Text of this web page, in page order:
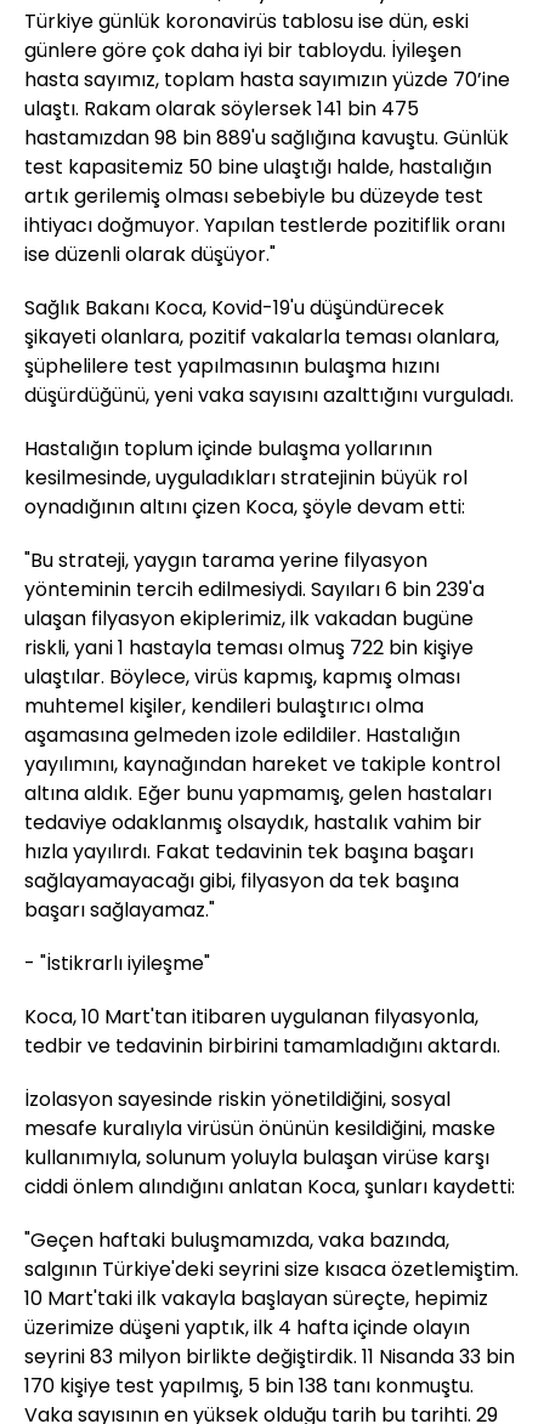
Türkiye günlük koronavirüs tablosu ise dün, eski
günlere göre çok daha iyi bir tabloydu. İyileşen
hasta sayımız, toplam hasta sayımızın yüzde 70’ine
ulaştı. Rakam olarak söylersek 141 bin 475
hastamızdan 98 bin 889'u sağlığına kavuştu. Günlük
test kapasitemiz 50 bine ulaştığı halde, hastalığın
artık gerilemiş olması sebebiyle bu düzeyde test
ihtiyacı doğmuyor. Yapılan testlerde pozitiflik oranı
ise düzenli olarak düşüyor."
Sağlık Bakanı Koca, Kovid-19'u düşündürecek
şikayeti olanlara, pozitif vakalarla teması olanlara,
şüphelilere test yapılmasının bulaşma hızını
düşürdüğünü, yeni vaka sayısını azalttığını vurguladı.
Hastalığın toplum içinde bulaşma yollarının
kesilmesinde, uyguladıkları stratejinin büyük rol
oynadığının altını çizen Koca, şöyle devam etti:
"Bu strateji, yaygın tarama yerine filyasyon
yönteminin tercih edilmesiydi. Sayıları 6 bin 239'a
ulaşan filyasyon ekiplerimiz, ilk vakadan bugüne
riskli, yani 1 hastayla teması olmuş 722 bin kişiye
ulaştılar. Böylece, virüs kapmış, kapmış olması
muhtemel kişiler, kendileri bulaştırıcı olma
aşamasına gelmeden izole edildiler. Hastalığın
yayılımını, kaynağından hareket ve takiple kontrol
altına aldık. Eğer bunu yapmamış, gelen hastaları
tedaviye odaklanmış olsaydık, hastalık vahim bir
hızla yayılırdı. Fakat tedavinin tek başına başarı
sağlayamayacağı gibi, filyasyon da tek başına
başarı sağlayamaz."
- "İstikrarlı iyileşme"
Koca, 10 Mart'tan itibaren uygulanan filyasyonla,
tedbir ve tedavinin birbirini tamamladığını aktardı.
İzolasyon sayesinde riskin yönetildiğini, sosyal
mesafe kuralıyla virüsün önünün kesildiğini, maske
kullanımıyla, solunum yoluyla bulaşan virüse karşı
ciddi önlem alındığını anlatan Koca, şunları kaydetti:
"Geçen haftaki buluşmamızda, vaka bazında,
salgının Türkiye'deki seyrini size kısaca özetlemiştim.
10 Mart'taki ilk vakayla başlayan süreçte, hepimiz
üzerimize düşeni yaptık, ilk 4 hafta içinde olayın
seyrini 83 milyon birlikte değiştirdik. 11 Nisanda 33 bin
170 kişiye test yapılmış, 5 bin 138 tanı konmuştu.
Vaka sayısının en yüksek olduğu tarih bu tarihti. 29